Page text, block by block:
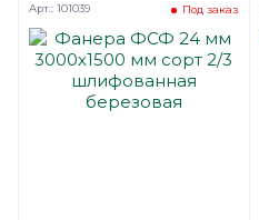
Под заказ
Арт.: 101039